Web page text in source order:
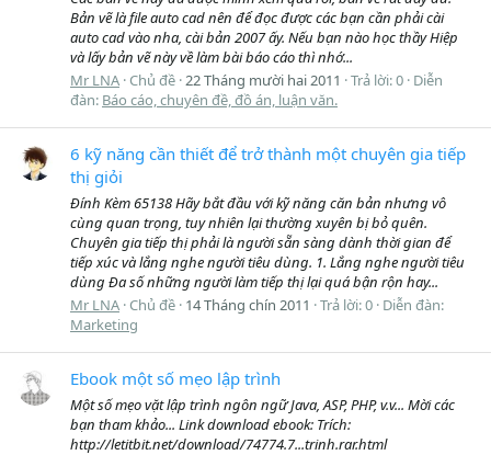
Bản vẽ là file auto cad nên để đọc được các bạn cần phải cài
auto cad vào nha, cài bản 2007 ấy. Nếu bạn nào học thầy Hiệp
và lấy bản vẽ này về làm bài báo cáo thì nhớ...
Mr LNA Chủ đề 22 Tháng mười hai 2011 Trả lời: 0 Diễn
đàn: Báo cáo, chuyên đề, đồ án, luận văn.
6 kỹ năng cần thiết để trở thành một chuyên gia tiếp
thị giỏi
Ðính Kèm 65138 Hãy bắt đầu với kỹ năng căn bản nhưng vô
cùng quan trọng, tuy nhiên lại thường xuyên bị bỏ quên.
Chuyên gia tiếp thị phải là người sẵn sàng dành thời gian để
tiếp xúc và lắng nghe người tiêu dùng. 1. Lắng nghe người tiêu
dùng Đa số những người làm tiếp thị lại quá bận rộn hay...
Mr LNA Chủ đề 14 Tháng chín 2011 Trả lời: 0 Diễn đàn:
Marketing
Ebook một số mẹo lập trình
Một số mẹo vặt lập trình ngôn ngữ Java, ASP, PHP, v.v... Mời các
bạn tham khảo... Link download ebook: Trích:
http://letitbit.net/download/74774.7...trinh.rar.html